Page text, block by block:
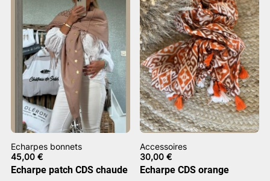
Echarpes bonnets
45,00 €
Echarpe patch CDS chaude
Accessoires
30,00€
Echarpe CDS orange